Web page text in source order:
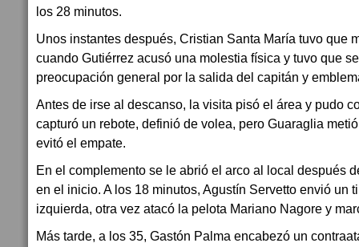
los 28 minutos.
Unos instantes después, Cristian Santa María tuvo que
cuando Gutiérrez acusó una molestia física y tuvo que
preocupación general por la salida del capitán y
Antes de irse al descanso, la visita pisó el área y pudo
capturó un rebote, definió de volea, pero Guaraglia
evitó el empate.
En el complemento se le abrió el arco al local después
en el inicio. A los 18 minutos, Agustín Servetto envió un
izquierda, otra vez atacó la pelota Mariano Nagore y
Más tarde, a los 35, Gastón Palma encabezó un